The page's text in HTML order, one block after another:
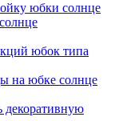
юбки солнце
юбок типа
на юбке солнце
декоративную